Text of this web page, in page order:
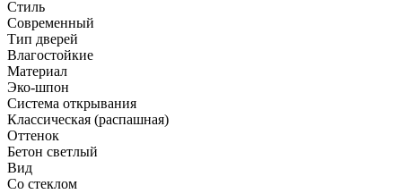
Стиль
Современный
Тип дверей
Влагостойкие
Материал
Эко-шпон
Система открывания
Классическая (распашная)
Оттенок
Бетон светлый
Вид
Со стеклом